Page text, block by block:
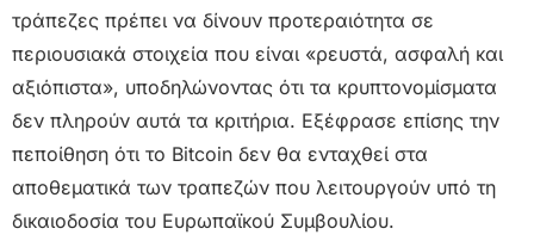
τράπεζες πρέπει να δίνουν προτεραιότητα σε
περιουσιακά στοιχεία που είναι «ρευστά, ασφαλή και
αξιόπιστα», υποδηλώνοντας ότι τα κρυπτονομίσματα
δεν πληρούν αυτά τα κριτήρια. Εξέφρασε επίσης την
πεποίθηση ότι το Bitcoin δεν θα ενταχθεί στα
αποθεματικά των τραπεζών που λειτουργούν υπό τη
δικαιοδοσία του Ευρωπαϊκού Συμβουλίου.